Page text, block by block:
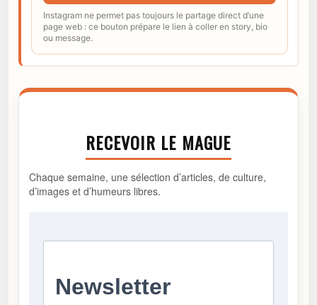
Instagram ne permet pas toujours le partage direct d’une
page web : ce bouton prépare le lien à coller en story, bio
ou message.
RECEVOIR LE MAGUE
Chaque semaine, une sélection d’articles, de culture,
d’images et d’humeurs libres.